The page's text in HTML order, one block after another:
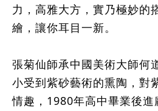
力，高雅大方，實乃極妙的
繪，讓你耳目一新。
張菊仙師承中國美術大師何
小受到紫砂藝術的熏陶，對
情趣，1980年高中畢業後